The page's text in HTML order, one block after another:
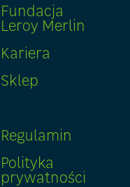
Fundacja
Leroy Merlin
Kariera
Sklep
Regulamin
Polityka
prywatności